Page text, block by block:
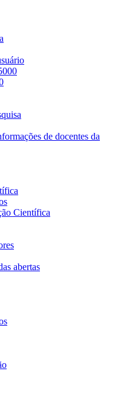
de docentes da
Científica
abertas